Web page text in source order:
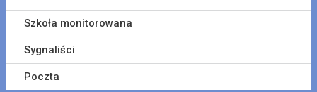
Szkoła monitorowana
Sygnaliści
Poczta